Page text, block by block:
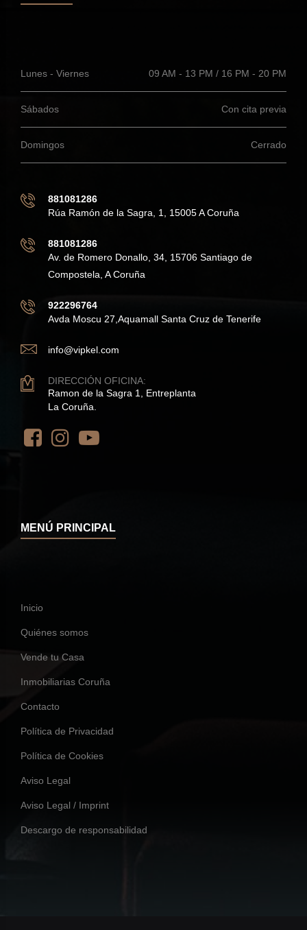
Lunes - Viernes 09 AM - 13 PM / 16 PM - 20 PM
Sábados Con cita previa
Domingos Cerrado
881081286
Rúa Ramón de la Sagra, 1, 15005 A Coruña
881081286
Av. de Romero Donallo, 34, 15706 Santiago de
Compostela, A Coruña
922296764
Avda Moscu 27,Aquamall Santa Cruz de Tenerife
info@vipkel.com
DIRECCIÓN OFICINA:
Ramon de la Sagra 1, Entreplanta
La Coruña.
MENÚ PRINCIPAL
Inicio
Quiénes somos
Vende tu Casa
Inmobiliarias Coruña
Contacto
Política de Privacidad
Política de Cookies
Aviso Legal
Aviso Legal / Imprint
Descargo de responsabilidad